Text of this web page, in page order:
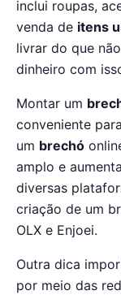
inclui roupas,
venda de itens
livrar do que
dinheiro com
Montar um
conveniente
um brechó
amplo e
diversas
criação de um
OLX e Enjoei.
Outra dica
por meio das